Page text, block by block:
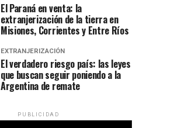
El Paraná en venta: la
extranjerización de la tierra en
Misiones, Corrientes y Entre Ríos
EXTRANJERIZACIÓN
El verdadero riesgo país: las leyes
que buscan seguir poniendo a la
Argentina de remate
PUBLICIDAD